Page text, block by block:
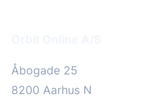
Åbogade 25
8200 Aarhus N